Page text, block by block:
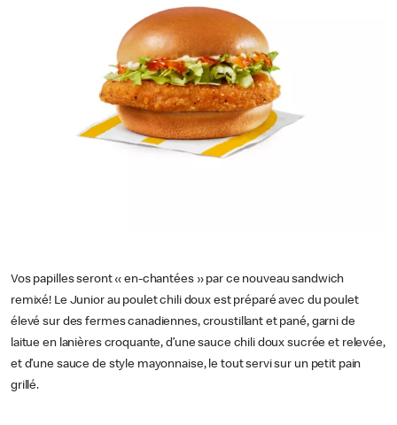
Vos papilles seront « en-chantées » par ce nouveau sandwich
remixé! Le Junior au poulet chili doux est préparé avec du poulet
élevé sur des fermes canadiennes, croustillant et pané, garni de
laitue en lanières croquante, d’une sauce chili doux sucrée et relevée,
et d’une sauce de style mayonnaise, le tout servi sur un petit pain
grillé.